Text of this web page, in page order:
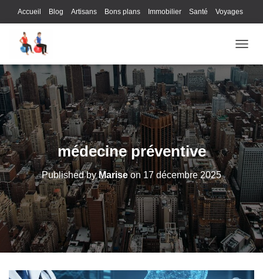
Accueil Blog Artisans Bons plans Immobilier Santé Voyages
Lifestyle
Juridique Logistique Publicité Technologie
médecine préventive
Published byMariseon 17 décembre 2025